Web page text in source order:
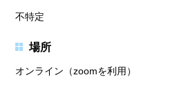
不特定
場所
オンライン（zoomを利用）